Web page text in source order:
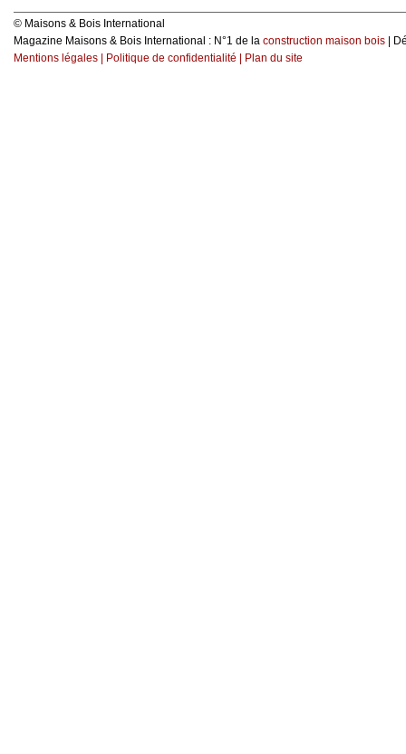
© Maisons & Bois International
Magazine Maisons & Bois International : N°1 de la construction maison bois |
Mentions légales
Politique de confidentialité Plan du site